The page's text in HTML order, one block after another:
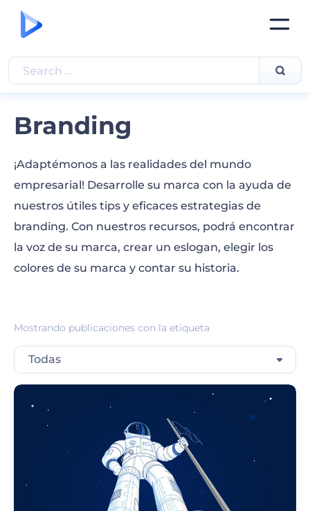
Branding
¡Adaptémonos a las realidades del mundo
empresarial! Desarrolle su marca con la ayuda de
nuestros útiles tips y eficaces estrategias de
branding. Con nuestros recursos, podrá encontrar
la voz de su marca, crear un eslogan, elegir los
colores de su marca y contar su historia.
Mostrando publicaciones con la etiqueta
Todas